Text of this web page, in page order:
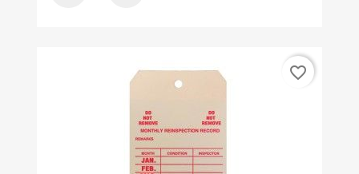
favorite_border